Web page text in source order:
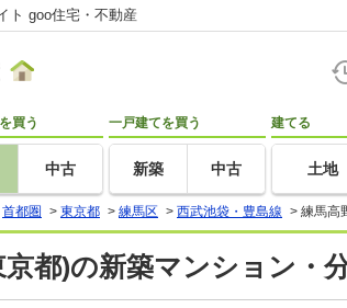
ト goo住宅・不動産
買う
中古
一戸建てを買う
新築 中古
建てる
土地
首都圏 > 東京都 > 練馬区 > 西武池袋・豊島線 > 練馬高
都)の新築マンション・